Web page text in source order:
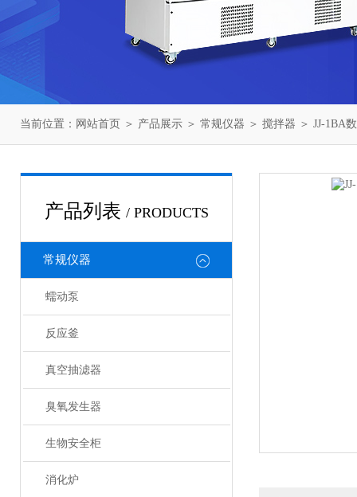
当前位置： 网站首页 ＞ 产品展示 ＞ 常规仪器 ＞ 搅拌器 ＞ JJ-1BA
产品列表 / PRODUCTS
常规仪器
蠕动泵
反应釜
真空抽滤器
臭氧发生器
生物安全柜
消化炉